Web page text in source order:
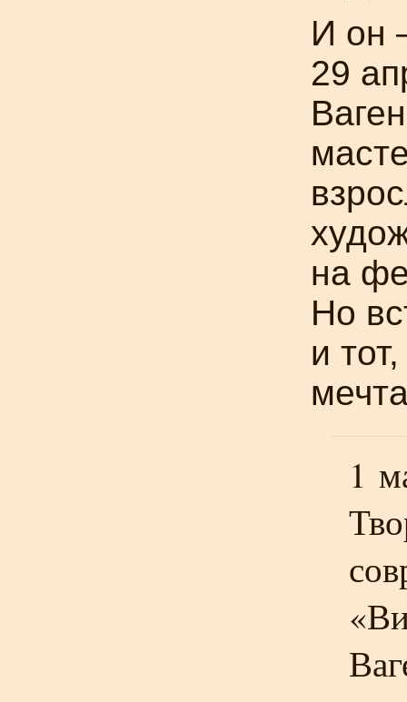
И он
29
на
Но
и
1